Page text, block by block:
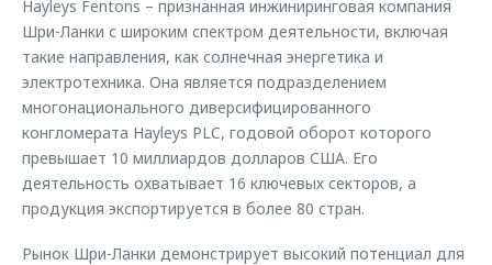
Hayleys Fentons – признанная инжиниринговая компания
Шри-Ланки с широким спектром деятельности, включая
такие направления, как солнечная энергетика и
электротехника. Она является подразделением
многонационального диверсифицированного
конгломерата Hayleys PLC, годовой оборот которого
превышает 10 миллиардов долларов США. Его
деятельность охватывает 16 ключевых секторов, а
продукция экспортируется в более 80 стран.
Рынок Шри-Ланки демонстрирует высокий потенциал для